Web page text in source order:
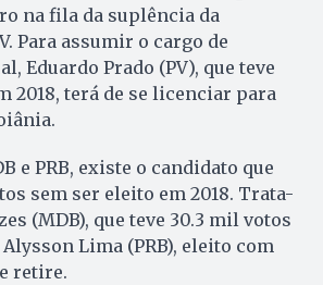
na fila da suplência da
Para assumir o cargo de
Eduardo Prado (PV), que teve
2018, terá de se licenciar para
e PRB, existe o candidato que
sem ser eleito em 2018. Trata-
(MDB), que teve 30.3 mil votos
Lima (PRB), eleito com
retire.